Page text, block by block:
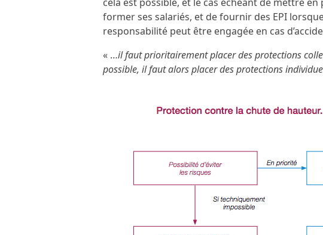
former ses salariés, et de fournir des EPI
responsabilité peut être engagée en cas
« …il faut prioritairement placer des protections
possible, il faut alors placer des protections